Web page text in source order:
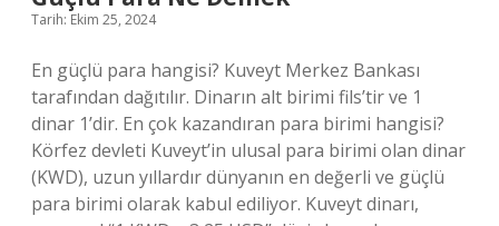
Tarih: Ekim 25, 2024
En güçlü para hangisi? Kuveyt Merkez Bankası
tarafından dağıtılır. Dinarın alt birimi fils’tir ve 1
dinar 1’dir. En çok kazandıran para birimi hangisi?
Körfez devleti Kuveyt’in ulusal para birimi olan dinar
(KWD), uzun yıllardır dünyanın en değerli ve güçlü
para birimi olarak kabul ediliyor. Kuveyt dinarı,